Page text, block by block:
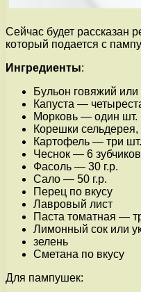
Сейчас будет рассказан
который подается с
Ингредиенты:
Бульон говяжий или
Капуста —
Морковь — один шт.
Корешки сельдерея,
Картофель — три шт.
Чеснок — 6
Фасоль — 30 г.р.
Сало — 50 г.р.
Перец по вкусу
Лавровый лист
Паста томатная —
Лимонный сок или
зелень
Сметана по вкусу
Для пампушек: